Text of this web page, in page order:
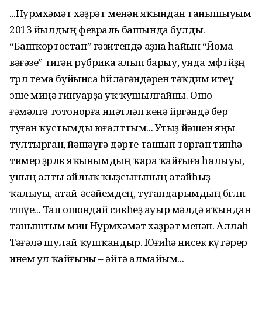
...Нурмөхәмәт хәҙрәт менән яҡындан танышыуым
2013 йылдың февраль башында булды.
“Башҡортостан” гәзитендә аҙна һайын “Йома
вәғәзе” тигән рубрика алып барыу, унда мөфтөйҙөң
төрлө тема буйынса һөйләгәндәрен тәҡдим итеү
эше миңә ғинуарҙа уҡ ҡушылғайны. Ошо
ғәмәлгә тотонорға ниәтләп кенә йөрөгәндә бер
туған ҡустымды юғалттым... Утыҙ йәшен яңы
тултырған, йәшәүгә дәрте ташып торған типһә
тимер өҙөрлөк яҡынымдың ҡара ҡайғыға һалыуы,
уның алты айлыҡ ҡыҙсығының атайһыҙ
ҡалыуы, атай-әсәйемдең, туғандарымдың бөгөлөп
төшөүе... Тап ошондай сикһеҙ ауыр мәлдә яҡындан
таныштым мин Нурмөхәмәт хәҙрәт менән. Аллаһ
Тәғәлә шулай ҡушҡандыр. Юғиһә нисек күтәрер
инем ул ҡайғыны – әйтә алмайым...